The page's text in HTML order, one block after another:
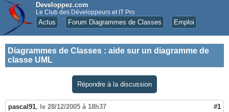
Developpez.com
Le Club des Développeurs et IT Pro
Actus Forum Diagrammes de Classes Emploi
Diagrammes de Classes : aide sur un diagramme de
classe UML
Répondre à la discussion
pascal91, le 28/12/2005 à 18h37 #1